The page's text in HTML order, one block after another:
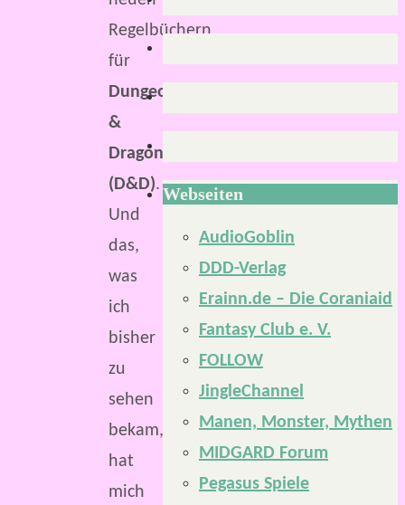
Regelbüchern
für
Dungeons
&
Dragons
(D&D).
Und
das,
was
ich
bisher
zu
sehen
bekam,
hat
mich
Webseiten
AudioGoblin
DDD-Verlag
Erainn.de – Die Coraniaid
Fantasy Club e. V.
FOLLOW
JingleChannel
Manen, Monster, Mythen
MIDGARD Forum
Pegasus Spiele